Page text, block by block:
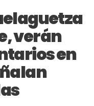
verán
en